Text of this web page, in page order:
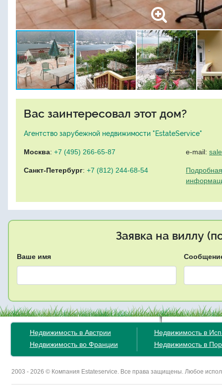
Вас заинтересовал этот дом?
Агентство зарубежной недвижимости "EstateService"
Москва: +7 (495) 266-65-87
Санкт-Петербург: +7 (812) 244-68-54
e-mail:
Заявка на виллу
Ваше имя
Недвижимость в Австрии
Недвижимость во Франции
Недвижимость в
Недвижимость в
2003 - 2026 © Компания Estateservice. Все права защищены. Любое